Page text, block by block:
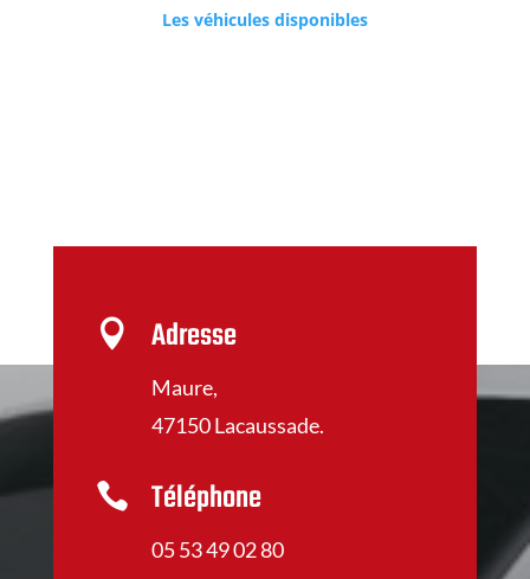
Les véhicules disponibles
 Adresse
Maure,
47150 Lacaussade.
 Téléphone
05 53 49 02 80